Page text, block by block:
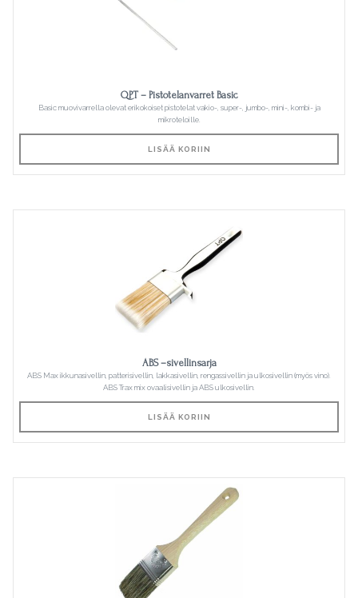
QPT – Pistotelanvarret Basic
Basic muovivarrella olevat erikokoiset pistotelat vakio-, super-, jumbo-, mini-, kombi- ja
mikroteloille.
LISÄÄ KORIIN
ABS –sivellinsarja
ABS Max ikkunasivellin, patterisivellin, lakkasivellin, rengassivellin ja ulkosivellin (myös vino).
ABS Trax mix ovaalisivellin ja ABS ulkosivellin.
LISÄÄ KORIIN